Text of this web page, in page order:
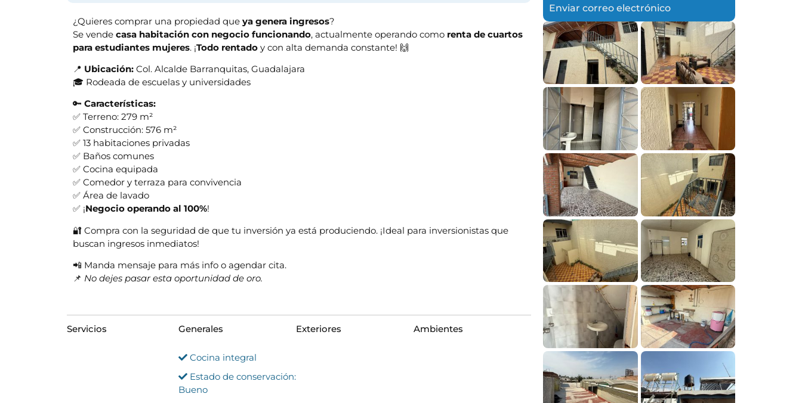
¿Quieres comprar una propiedad que ya genera ingresos?
Se vende casa habitación con negocio funcionando, actualmente operando como renta de cuartos
para estudiantes mujeres. ¡Todo rentado y con alta demanda constante! 🙌
📍 Ubicación: Col. Alcalde Barranquitas, Guadalajara
🎓 Rodeada de escuelas y universidades
🔑 Características:
✅ Terreno: 279 m²
✅ Construcción: 576 m²
✅ 13 habitaciones privadas
✅ Baños comunes
✅ Cocina equipada
✅ Comedor y terraza para convivencia
✅ Área de lavado
✅ ¡Negocio operando al 100%!
🔐 Compra con la seguridad de que tu inversión ya está produciendo. ¡Ideal para inversionistas que
buscan ingresos inmediatos!
📲 Manda mensaje para más info o agendar cita.
📌 No dejes pasar esta oportunidad de oro.
Servicios Generales
Cocina integral
Estado de conservación:
Bueno
Exteriores Ambientes
Enviar correo electrónico